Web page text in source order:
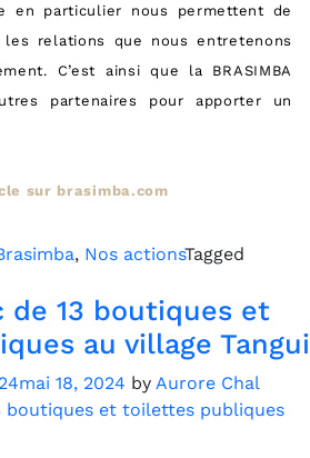
en particulier nous permettent de
relations que nous entretenons
C’est ainsi que la BRASIMBA
partenaires pour apporter un
sur brasimba.com
, Nos actionsTagged
de 13 boutiques et
au village Tangui
mai 18, 2024 by Aurore Chal